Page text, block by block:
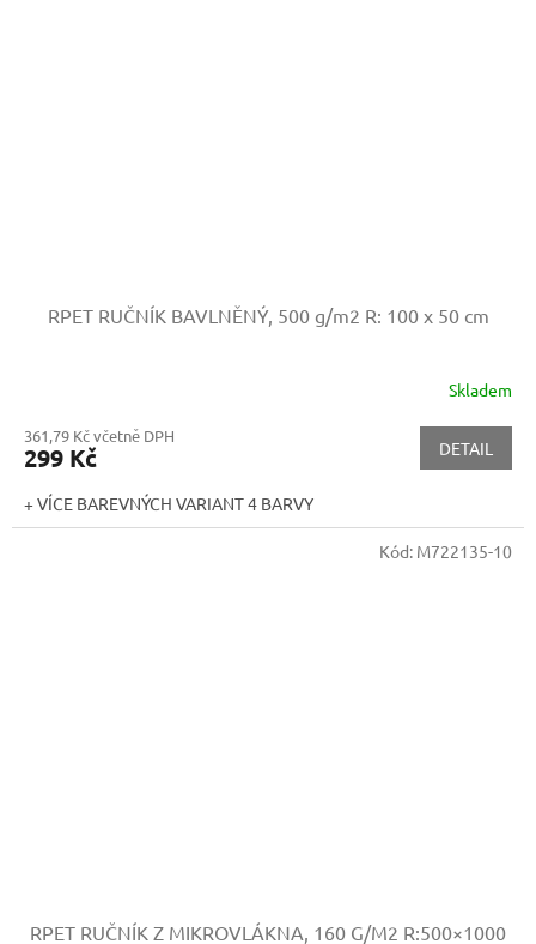
RPET RUČNÍK BAVLNĚNÝ, 500 g/m2 R: 100 x 50 cm
Skladem
361,79 Kč včetně DPH
299 Kč DETAIL
+ VÍCE BAREVNÝCH VARIANT 4 BARVY
RPET RUČNÍK Z MIKROVLÁKNA, 160 G/M2 R:500×1000
Kód: M722135-10